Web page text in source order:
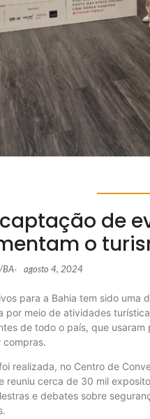
de
o
BA- agosto 4, 2024
para a Bahia tem sido uma
por meio de atividades
de todo o país, que
compras.
realizada, no Centro de
reuniu cerca de 30 mil
e debates sobre